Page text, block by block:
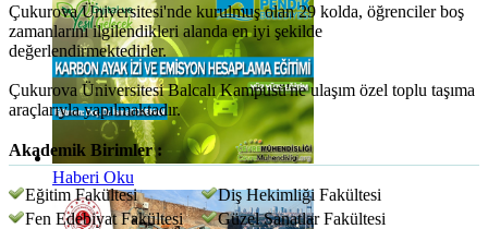
Haberi Oku
Çukurova Üniversitesi'nde kurulmuş olan 29 kolda, öğrenciler boş
zamanlarını ilgilendikleri alanda en iyi şekilde
değerlendirmektedirler.
Çukurova Üniversitesi Balcalı Kampusü'ne ulaşım özel toplu taşıma
araçlarıyla yapılmaktadır.
Akademik Birimler :
Eğitim Fakültesi
Diş Hekimliği Fakültesi
Fen Edebiyat Fakültesi
Güzel Sanatlar Fakültesi